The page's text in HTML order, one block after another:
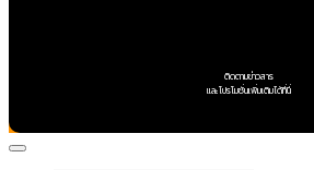
ติดตามข่าวสาร
และโปรโมชั่นเพิ่มเติมได้ที่นี่